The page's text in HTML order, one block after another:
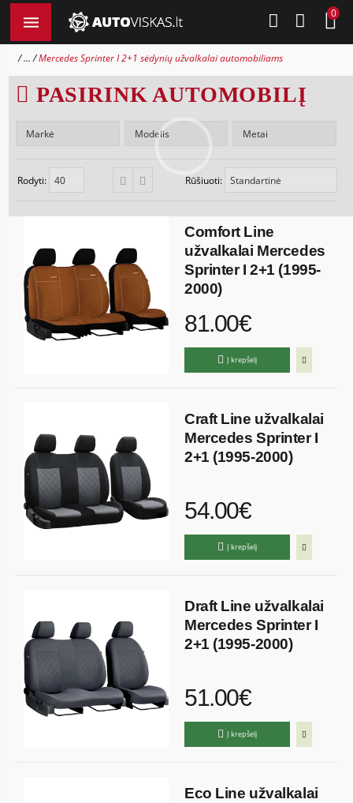
0
... Mercedes Sprinter I 2+1 sėdynių užvalkalai automobiliams
PASIRINK AUTOMOBILĮ
Rūšiuoti:
Rodyti:
Comfort Line
užvalkalai Mercedes
Sprinter I 2+1 (1995-
2000)
81.00€
Į krepšelį
Craft Line užvalkalai
Mercedes Sprinter I
2+1 (1995-2000)
54.00€
Į krepšelį
Draft Line užvalkalai
Mercedes Sprinter I
2+1 (1995-2000)
51.00€
Į krepšelį
Eco Line užvalkalai